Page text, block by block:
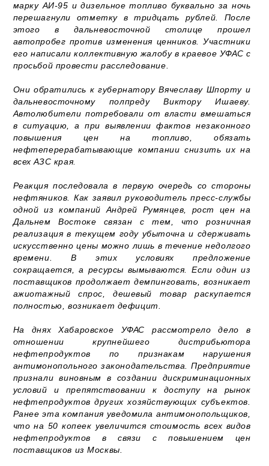
марку АИ-95 и дизельное топливо буквально за ночь
перешагнули отметку в тридцать рублей. После
этого в дальневосточной столице прошел
автопробег против изменения ценников. Участники
его написали коллективную жалобу в краевое УФАС с
просьбой провести расследование.
Они обратились к губернатору Вячеславу Шпорту и
дальневосточному полпреду Виктору Ишаеву.
Автолюбители потребовали от власти вмешаться
в ситуацию, а при выявлении фактов незаконного
повышения цен на топливо, обязать
нефтеперерабатывающие компании снизить их на
всех АЗС края.
Реакция последовала в первую очередь со стороны
нефтяников. Как заявил руководитель пресс-службы
одной из компаний Андрей Румянцев, рост цен на
Дальнем Востоке связан с тем, что розничная
реализация в текущем году убыточна и сдерживать
искусственно цены можно лишь в течение недолгого
времени. В этих условиях предложение
сокращается, а ресурсы вымываются. Если один из
поставщиков продолжает демпинговать, возникает
ажиотажный спрос, дешевый товар раскупается
полностью, возникает дефицит.
На днях Хабаровское УФАС рассмотрело дело в
отношении крупнейшего дистрибьютора
нефтепродуктов по признакам нарушения
антимонопольного законодательства. Предприятие
признали виновным в создании дискриминационных
условий и препятствовании к доступу на рынок
нефтепродуктов других хозяйствующих субъектов.
Ранее эта компания уведомила антимонопольщиков,
что на 50 копеек увеличится стоимость всех видов
нефтепродуктов в связи с повышением цен
поставщиков из Москвы.